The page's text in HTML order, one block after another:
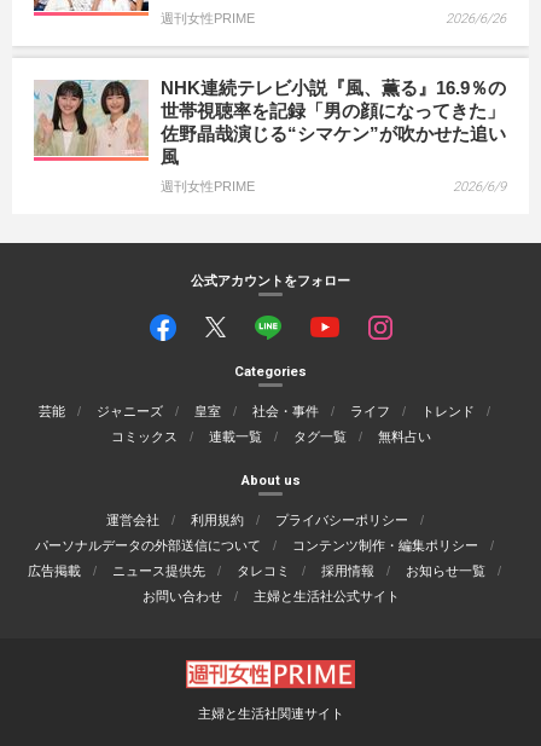
週刊女性PRIME 2026/6/26
NHK連続テレビ小説『風、薫る』16.9％の
世帯視聴率を記録「男の顔になってきた」
佐野晶哉演じる“シマケン”が吹かせた追い
風
週刊女性PRIME 2026/6/9
公式アカウントをフォロー
Categories
芸能 ジャニーズ 皇室 社会・事件 ライフ
トレンド
コミックス
連載一覧 タグ一覧 無料占い
About us
運営会社 利用規約
プライバシーポリシー
パーソナルデータの外部送信について
コンテンツ制作・編集ポリシー
広告掲載
ニュース提供先 タレコミ 採用情報
お知らせ一覧
お問い合わせ
主婦と生活社公式サイト
主婦と生活社関連サイト